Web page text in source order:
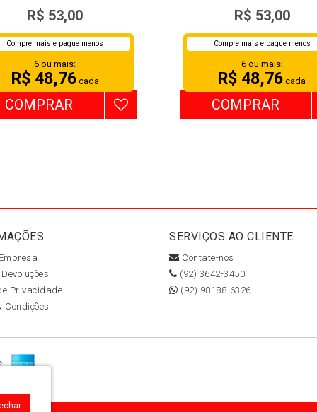
TINTA UNIVERSAL
BULK INK MAGENTA
500ML
R$ 53,00
Compre mais e pague menos
6 ou mais:
R$ 48,76cada
COMPRAR
TINTA UNIVERSAL
HP/EPSON/BULK INK
500ML
R$ 53,00
Compre mais e pague menos
6 ou mais:
R$ 48,76 cada
COMPRAR
Privacidade
Condições
SERVIÇOS AO CLIENTE
Contate-nos
(92) 3642-3450
(92) 98188-6326